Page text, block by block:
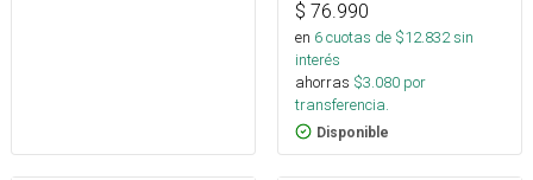
$ 76.990
en 6cuotas de $12.832sin
interés
ahorras $3.080 por
transferencia.
Disponible